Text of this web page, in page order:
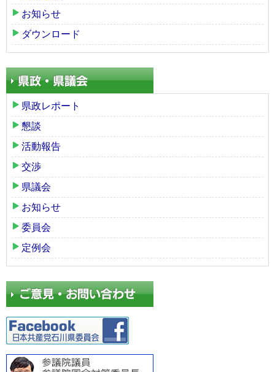
お知らせ
ダウンロード
県政レポート
懇談
活動報告
交渉
県議会
お知らせ
委員会
定例会